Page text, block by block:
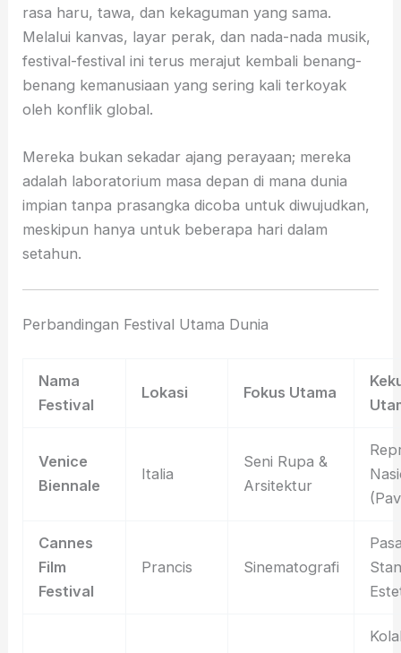
rasa haru, tawa, dan kekaguman yang sama.
Melalui kanvas, layar perak, dan nada-nada musik,
festival-festival ini terus merajut kembali benang-
benang kemanusiaan yang sering kali terkoyak
oleh konflik global.
Mereka bukan sekadar ajang perayaan; mereka
adalah laboratorium masa depan di mana dunia
impian tanpa prasangka dicoba untuk diwujudkan,
meskipun hanya untuk beberapa hari dalam
setahun.
Perbandingan Festival Utama Dunia
Nama
Festival
Lokasi Fokus Utama
Venice
Biennale
Italia
Seni Rupa &
Arsitektur
Cannes
Film
Festival
Prancis Sinematografi